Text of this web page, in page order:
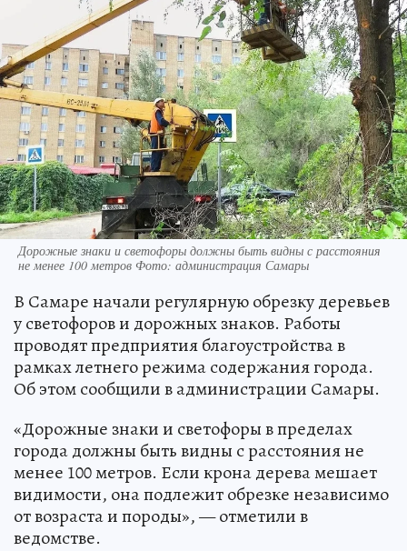
Дорожные знаки и светофоры должны быть видны с расстояния
не менее 100 метров Фото: администрация Самары
В Самаре начали регулярную обрезку деревьев
у светофоров и дорожных знаков. Работы
проводят предприятия благоустройства в
рамках летнего режима содержания города.
Об этом сообщили в администрации Самары.
«Дорожные знаки и светофоры в пределах
города должны быть видны с расстояния не
менее 100 метров. Если крона дерева мешает
видимости, она подлежит обрезке независимо
от возраста и породы», — отметили в
ведомстве.